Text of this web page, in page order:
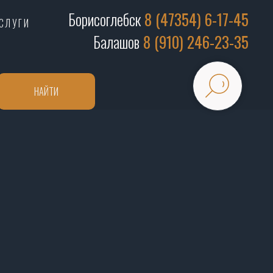
Борисоглебск8 (47354) 6-17-45
Балашов 8 (910) 246-23-35
НАЙТИ